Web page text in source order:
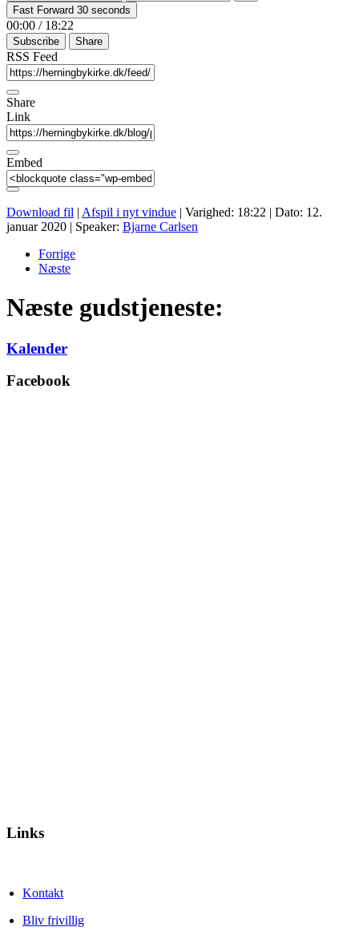
Fast Forward 30 seconds
00:00 / 18:22
Subscribe Share
RSS Feed
Share
Link
Embed
Download fil | Afspil i nyt vindue | Varighed: 18:22 | Dato: 12.
januar 2020 | Speaker: Bjarne Carlsen
Forrige
Næste
Næste gudstjeneste:
Kalender
Facebook
Links
Kontakt
Bliv frivillig